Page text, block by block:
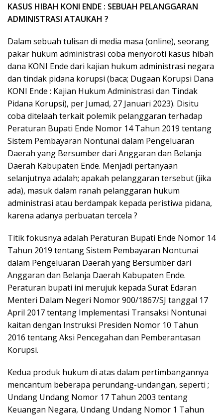
KASUS HIBAH KONI ENDE : SEBUAH PELANGGARAN
ADMINISTRASI ATAUKAH ?
Dalam sebuah tulisan di media masa (online), seorang
pakar hukum administrasi coba menyoroti kasus hibah
dana KONI Ende dari kajian hukum administrasi negara
dan tindak pidana korupsi (baca; Dugaan Korupsi Dana
KONI Ende : Kajian Hukum Administrasi dan Tindak
Pidana Korupsi), per Jumad, 27 Januari 2023). Disitu
coba ditelaah terkait polemik pelanggaran terhadap
Peraturan Bupati Ende Nomor 14 Tahun 2019 tentang
Sistem Pembayaran Nontunai dalam Pengeluaran
Daerah yang Bersumber dari Anggaran dan Belanja
Daerah Kabupaten Ende. Menjadi pertanyaan
selanjutnya adalah; apakah pelanggaran tersebut (jika
ada), masuk dalam ranah pelanggaran hukum
administrasi atau berdampak kepada peristiwa pidana,
karena adanya perbuatan tercela ?
Titik fokusnya adalah Peraturan Bupati Ende Nomor 14
Tahun 2019 tentang Sistem Pembayaran Nontunai
dalam Pengeluaran Daerah yang Bersumber dari
Anggaran dan Belanja Daerah Kabupaten Ende.
Peraturan bupati ini merujuk kepada Surat Edaran
Menteri Dalam Negeri Nomor 900/1867/SJ tanggal 17
April 2017 tentang Implementasi Transaksi Nontunai
kaitan dengan Instruksi Presiden Nomor 10 Tahun
2016 tentang Aksi Pencegahan dan Pemberantasan
Korupsi.
Kedua produk hukum di atas dalam pertimbangannya
mencantum beberapa perundang-undangan, seperti ;
Undang Undang Nomor 17 Tahun 2003 tentang
Keuangan Negara, Undang Undang Nomor 1 Tahun